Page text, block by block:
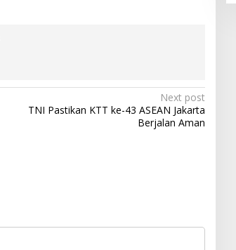
Next post
TNI Pastikan KTT ke-43 ASEAN Jakarta
Berjalan Aman